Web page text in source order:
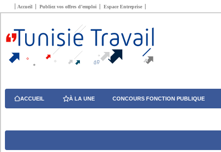
Accueil Publiez vos offres d’emploi Espace Entreprise
ACCUEIL À LA UNE CONCOURS FONCTION PUBLIQUE